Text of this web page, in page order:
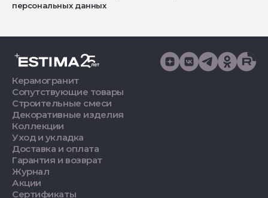
персональных данных
Керамогранит
Сопутствующие товары
Строительные смеси
Декоративные изделия
Коллекции
Уход и укладка
Доставка и оплата
Гарантия и возврат
Журнал
Акции
Сертификаты